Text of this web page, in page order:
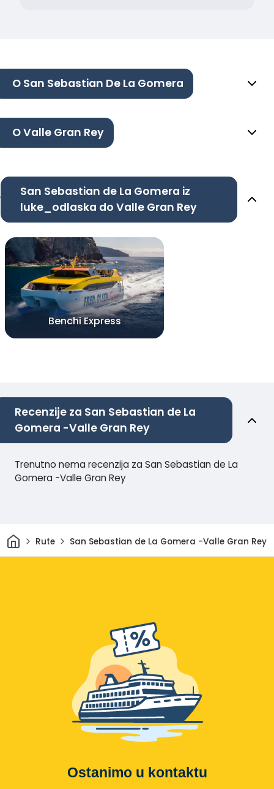
O San Sebastian De La Gomera
O Valle Gran Rey
San Sebastian de La Gomera iz
luke_odlaska do Valle Gran Rey
Benchi Express
Recenzije za San Sebastian de La
Gomera -Valle Gran Rey
Trenutno nema recenzija za San Sebastian de La
Gomera -Valle Gran Rey
DomRute San Sebastian de La Gomera -Valle Gran Rey
Ostanimo u kontaktu